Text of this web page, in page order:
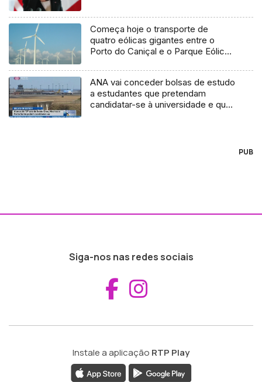
Começa hoje o transporte de
quatro eólicas gigantes entre o
Porto do Caniçal e o Parque Eólico
ANA vai conceder bolsas de estudo
a estudantes que pretendam
candidatar-se à universidade e que
PUB
Siga-nos nas redes sociais
Aceder ao
Instale a aplicação RTP Play